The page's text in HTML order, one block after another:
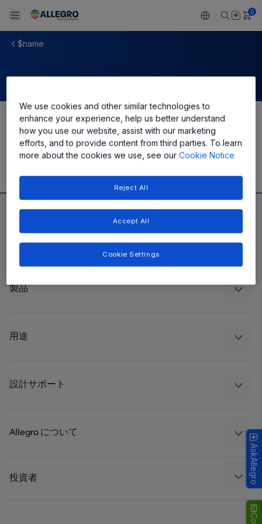
Back To Main Menu
センサー
レギュレート
ドライブ
Back To Main Menu
自動車
工業
コンシューマー
Technologies
Back To Main Menu
設計と開発
パッケージング
ソフトウェア ポータル
Back To Main Menu
Resource Center
Back To Main Menu
私たちの会社
キャリア
企業責任
Growth and Inclusion
お問い合わせ先
0
$name
Share
製品
レギュレート
用途
工業
設計サポート
パッケージング
Allegro について
キャリア
投資者 AskAllegro
We use cookies and other similar technologies to
enhance your experience, help us better understand
how you use our website, assist with our marketing
efforts, and to provide content from third parties. To learn
more about the cookies we use, see ourCookie Notice
Reject All
Accept All
Cookie Settings